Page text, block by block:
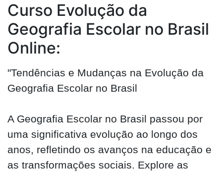
Curso Evolução da
Geografia Escolar no Brasil
Online:
"Tendências e Mudanças na Evolução da
Geografia Escolar no Brasil
A Geografia Escolar no Brasil passou por
uma significativa evolução ao longo dos
anos, refletindo os avanços na educação e
as transformações sociais. Explore as